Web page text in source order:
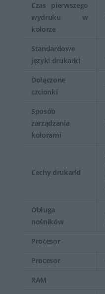
Czas pierwszego
wydruku w
kolorze
Standardowe
języki drukarki
Dołączone
czcionki
Sposób
zarządzania
kolorami
Cechy drukarki
Obługa
nośników
Procesor
Procesor
RAM